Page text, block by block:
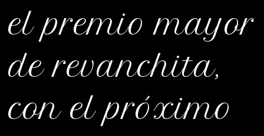
el premio mayor
de revanchita,
con el próximo